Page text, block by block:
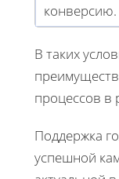
конверсию.
В таких
процессов в
Поддержка
успешной